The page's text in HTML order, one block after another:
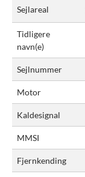
Sejlareal
Tidligere
navn(e)
Sejlnummer
Motor
Kaldesignal
MMSI
Fjernkending